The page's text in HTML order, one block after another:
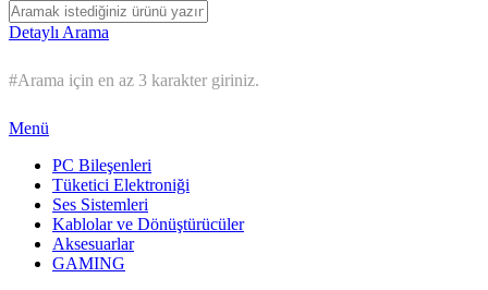
Detaylı Arama
#Arama için en az 3 karakter giriniz.
Menü
PC Bileşenleri
Tüketici Elektroniği
Ses Sistemleri
Kablolar ve Dönüştürücüler
Aksesuarlar
GAMING